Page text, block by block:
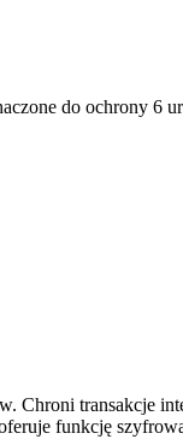
do ochrony 6
Chroni transakcje
funkcję